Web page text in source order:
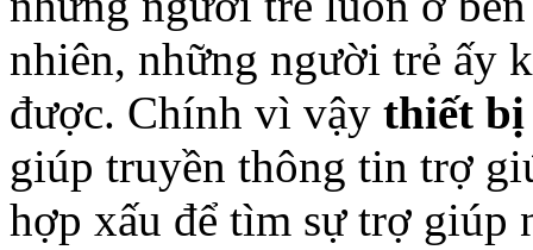
nhiên, những người trẻ ấy
được. Chính vì vậy thiết bị
giúp truyền thông tin trợ
hợp xấu để tìm sự trợ giúp